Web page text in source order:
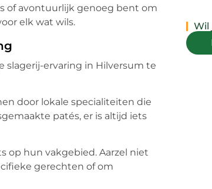
of avontuurlijk genoeg bent om
elk wat wils.
slagerij-ervaring in Hilversum te
door lokale specialiteiten die
patés, er is altijd iets
op hun vakgebied. Aarzel niet
gerechten of om
Wil